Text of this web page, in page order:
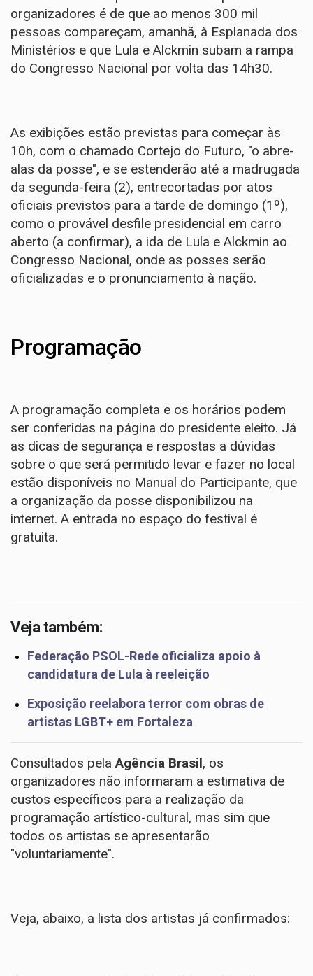
organizadores é de que ao menos 300 mil
pessoas compareçam, amanhã, à Esplanada dos
Ministérios e que Lula e Alckmin subam a rampa
do Congresso Nacional por volta das 14h30.
As exibições estão previstas para começar às
10h, com o chamado Cortejo do Futuro, "o abre-
alas da posse", e se estenderão até a madrugada
da segunda-feira (2), entrecortadas por atos
oficiais previstos para a tarde de domingo (1º),
como o provável desfile presidencial em carro
aberto (a confirmar), a ida de Lula e Alckmin ao
Congresso Nacional, onde as posses serão
oficializadas e o pronunciamento à nação.
Programação
A programação completa e os horários podem
ser conferidas na página do presidente eleito. Já
as dicas de segurança e respostas a dúvidas
sobre o que será permitido levar e fazer no local
estão disponíveis no Manual do Participante, que
a organização da posse disponibilizou na
internet. A entrada no espaço do festival é
gratuita.
Veja também:
Federação PSOL-Rede oficializa apoio à
candidatura de Lula à reeleição
Exposição reelabora terror com obras de
artistas LGBT+ em Fortaleza
Consultados pelaAgência Brasil, os
organizadores não informaram a estimativa de
custos específicos para a realização da
programação artístico-cultural, mas sim que
todos os artistas se apresentarão
"voluntariamente".
Veja, abaixo, a lista dos artistas já confirmados: